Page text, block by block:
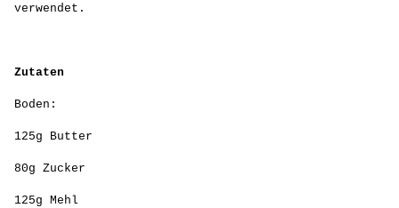
verwendet.
Zutaten
Boden:
125g Butter
80g Zucker
125g Mehl